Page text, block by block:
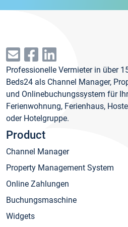
Professionelle Vermieter in über
Beds24 als Channel Manager,
und Onlinebuchungssystem für
Ferienwohnung, Ferienhaus,
oder Hotelgruppe.
Product
Channel Manager
Property Management System
Online Zahlungen
Buchungsmaschine
Widgets